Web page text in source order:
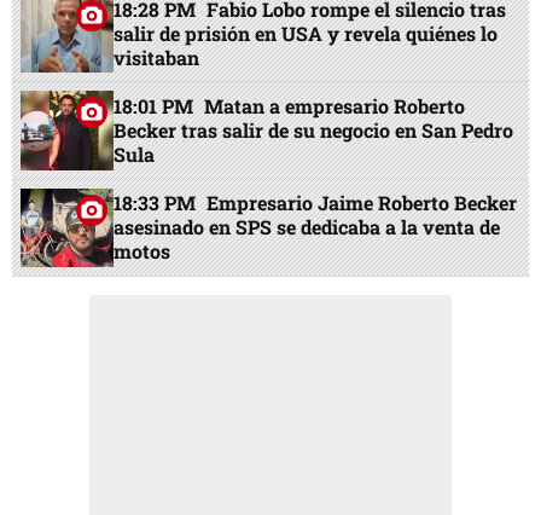
18:28 PM Fabio Lobo rompe el silencio tras
salir de prisión en USA y revela quiénes lo
visitaban
18:01 PM Matan a empresario Roberto
Becker tras salir de su negocio en San Pedro
Sula
18:33 PM Empresario Jaime Roberto Becker
asesinado en SPS se dedicaba a la venta de
motos